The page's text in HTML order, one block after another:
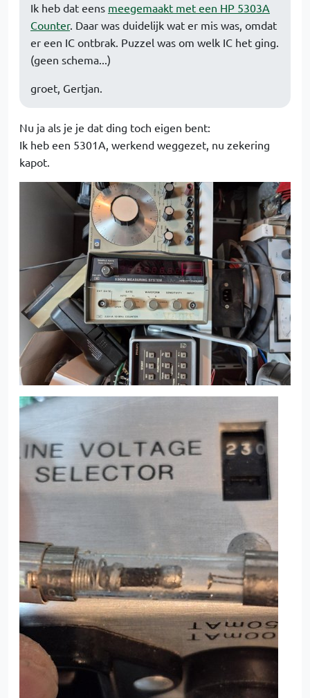
Ik heb dat eens meegemaakt met een HP 5303A
Counter. Daar was duidelijk wat er mis was, omdat
er een IC ontbrak. Puzzel was om welk IC het ging.
(geen schema...)
groet, Gertjan.
Nu ja als je je dat ding toch eigen bent:
Ik heb een 5301A, werkend weggezet, nu zekering
kapot.